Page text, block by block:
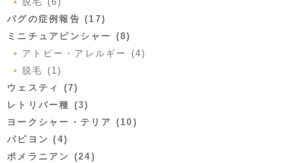
パグの症例報告 (17)
ミニチュアピンシャー (8)
アトピー・アレルギー (4)
脱毛 (1)
ウェスティ (7)
レトリバー種 (3)
ヨークシャー・テリア (10)
パピヨン (4)
ポメラニアン (24)